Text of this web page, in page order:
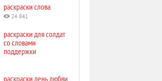
раскраски слова
24 841
раскраски для солдат
со словами
поддержки
раскраски день любви